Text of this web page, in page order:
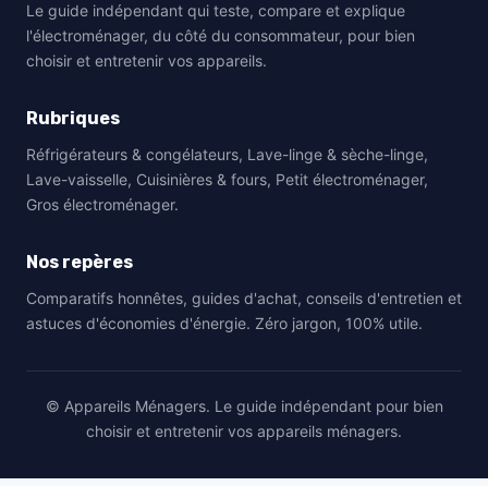
Le guide indépendant qui teste, compare et explique
l'électroménager, du côté du consommateur, pour bien
choisir et entretenir vos appareils.
Rubriques
Réfrigérateurs & congélateurs, Lave-linge & sèche-linge,
Lave-vaisselle, Cuisinières & fours, Petit électroménager,
Gros électroménager.
Nos repères
Comparatifs honnêtes, guides d'achat, conseils d'entretien et
astuces d'économies d'énergie. Zéro jargon, 100% utile.
© Appareils Ménagers. Le guide indépendant pour bien
choisir et entretenir vos appareils ménagers.